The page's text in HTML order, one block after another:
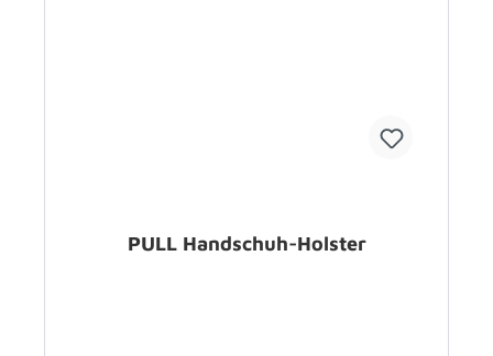
PULL Handschuh-Holster